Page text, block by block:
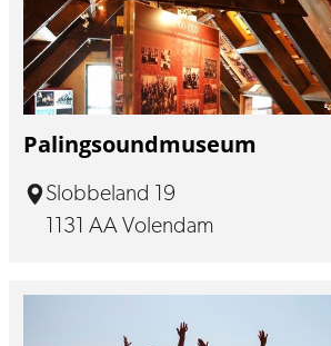
Palingsoundmuseum
Slobbeland 19
1131 AA Volendam